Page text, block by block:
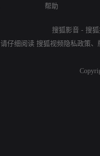
帮助
搜狐影音 - 搜
请仔细阅读 搜狐视频隐私政策、